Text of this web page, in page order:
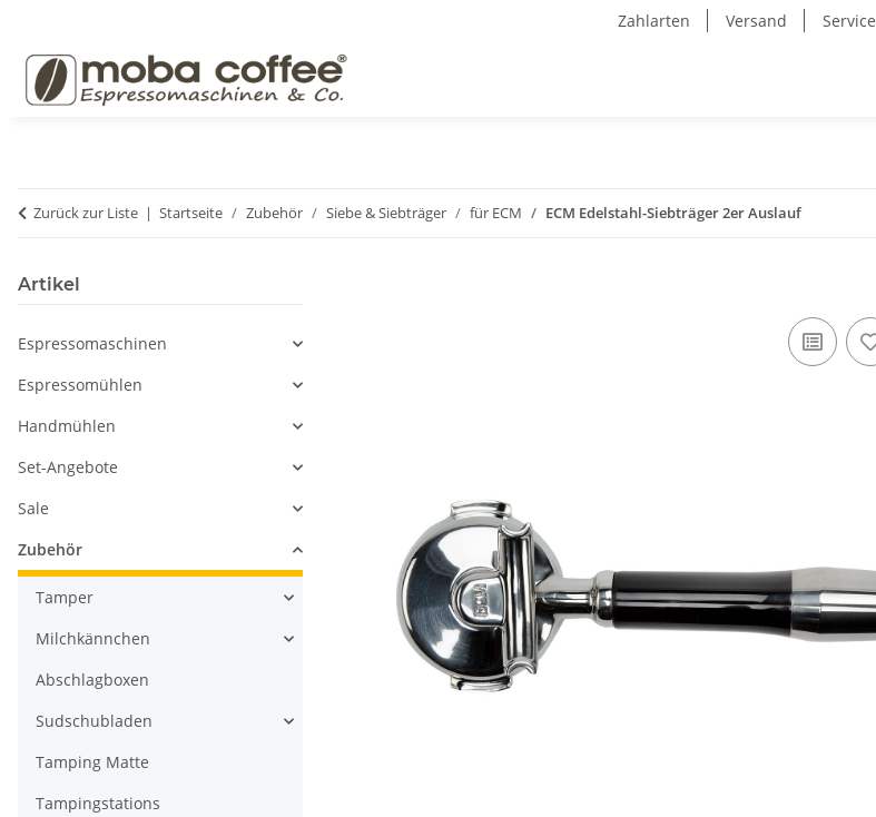
Zahlarten Versand Service
Zurück zur Liste Startseite Zubehör Siebe & Siebträger für ECM ECM Edelstahl-Siebträger 2er Auslauf
Artikel
Espressomaschinen
Espressomühlen
Handmühlen
Set-Angebote
Sale
Zubehör
Tamper
Milchkännchen
Abschlagboxen
Sudschubladen
Tamping Matte
Tampingstations